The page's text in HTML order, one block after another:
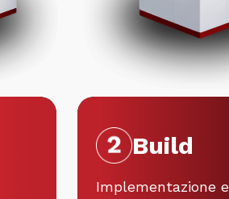
Build
Implementazione e